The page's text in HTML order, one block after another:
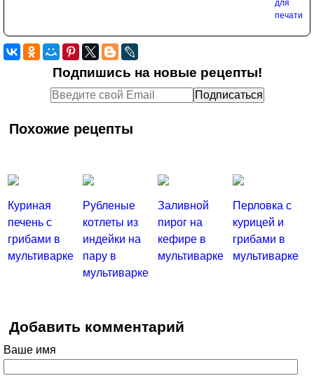
Подпишись на новые рецепты!
Похожие рецепты
Куриная
печень с
грибами в
мультиварке
Рубленые
котлеты из
индейки на
пару в
мультиварке
Заливной
пирог на
кефире в
мультиварке
Перловка с
курицей и
грибами в
мультиварке
Добавить комментарий
Ваше имя